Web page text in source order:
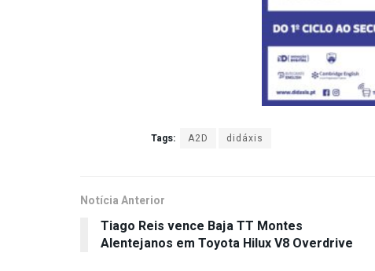
Tags: A2D didáxis
Notícia Anterior
Tiago Reis vence Baja TT Montes
Alentejanos em Toyota Hilux V8 Overdrive